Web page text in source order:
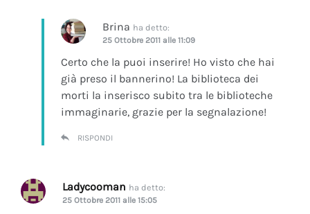
Brina ha detto:
25 Ottobre 2011 alle 11:09
Certo che la puoi inserire! Ho visto che hai
già preso il bannerino! La biblioteca dei
morti la inserisco subito tra le biblioteche
immaginarie, grazie per la segnalazione!
RISPONDI
Ladycooman ha detto:
25 Ottobre 2011 alle 15:05